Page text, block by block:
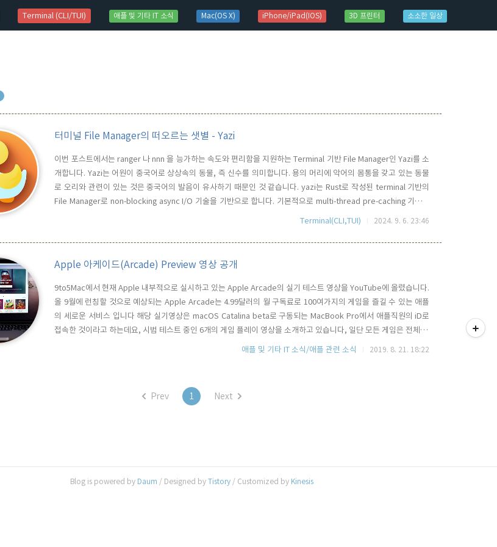
Terminal (CLI/TUI) 애플 및 기타 IT 소식 Mac(OS X) iPhone/iPad(IOS) 3D 프린터 소소한 일상
터미널 File Manager의 떠오르는 샛별 - Yazi
이번 포스트에서는 ranger 나 nnn 을 능가하는 속도와 편리함을 지원하는 Terminal 기반 File Manager인 Yazi를 소
개합니다. Yazi는 어원이 중국어로 상상속의 동물, 즉 신수를 의미합니다. 용의 머리에 악어의 몸통을 갖고 있는 동물
로 오리와 관련이 있는 것은 중국어의 발음이 유사하기 때문인 것 같습니다. yazi는 Rust로 작성된 terminal 기반의
File Manager로 non-blocking async I/O 기술을 기반으로 합니다. 기본적으로 multi-thread pre-caching 기술을
이용하기 때문에, Yazi 내부에서 파일 유형에 따른 preview 성능이 월등히 뛰어납니다. 여러가지 기능들이 자체적인
Terminal(CLI,TUI) 2024. 9. 6. 23:46
Apple 아케이드(Arcade) Preview 영상 공개
9to5Mac에서 현재 Apple 내부적으로 실시하고 있는 Apple Arcade의 실기 테스트 영상을 YouTube에 올렸습니다.
올 9월에 런칭할 것으로 예상되는 Apple Arcade는 4.99달러의 월 구독료로 100여가지의 게임을 즐길 수 있는 애플
의 세로운 서비스 입니다 해당 실기영상은 macOS Catalina beta로 구동되는 MacBook Pro에서 애플직원의 iD로
접속한 것이라고 하는데요, 시범 테스트 중인 6개의 게임 플레이 영상을 소개하고 있습니다, 일단 모든 게임은 전체 연
령 사용가 게임으로 보이구요.. 기본적인 그래픽처리 속도나 게임의 수준등을 확인해 볼 수 있을 것 같습니다. 테스트
애플 및 기타 IT 소식/애플 관련 소식 2019. 8. 21. 18:22
Prev 1 Next
Blog is powered by Daum / Designed by Tistory/ Customized by Kinesis
티스토리툴바